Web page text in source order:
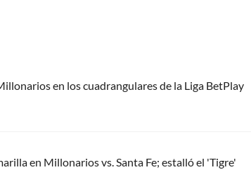
en los cuadrangulares de la Liga BetPlay
en Millonarios vs. Santa Fe; estalló el 'Tigre'